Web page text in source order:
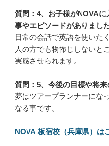
質問：4、お子様がNOVA
事やエピソードがありまし
日常の会話で英語を使いた
人の方でも物怖じしないと
実感させられます。
質問：5、今後の目標や将来
夢はツアープランナーにな
なる事です。
NOVA 板宿校（兵庫県）は